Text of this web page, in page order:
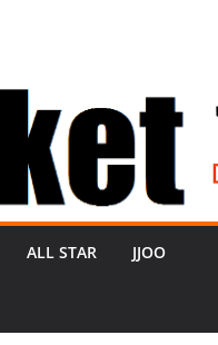
ALL STAR JJOO